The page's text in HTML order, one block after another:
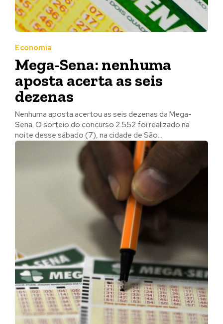
Economia
Mega-Sena: nenhuma
aposta acerta as seis
dezenas
Nenhuma aposta acertou as seis dezenas da Mega-
Sena. O sorteio do concurso 2.552 foi realizado na
noite desse sábado (7), na cidade de São...